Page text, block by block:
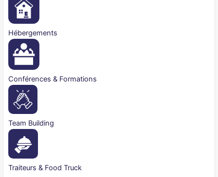
Hébergements
Conférences & Formations
Team Building
Traiteurs & Food Truck